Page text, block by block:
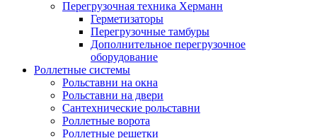
Перегрузочная техника Херманн
Герметизаторы
Перегрузочные тамбуры
Дополнительное перегрузочное
оборудование
Роллетные системы
Рольставни на окна
Рольставни на двери
Сантехнические рольставни
Роллетные ворота
Роллетные решетки